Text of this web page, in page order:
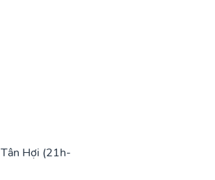
Tân Hợi (21h-